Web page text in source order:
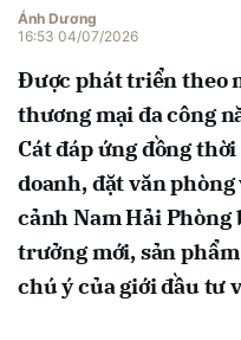
Ánh Dương
16:53 04/07/2026
Được phát triển theo
thương mại đa công
Cát đáp ứng đồng
doanh, đặt văn
cảnh Nam Hải Phòng
trưởng mới, sản
chú ý của giới đầu tư